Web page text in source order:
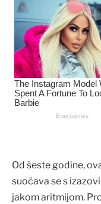
Od šeste godine,
suočava se s
jakom aritmijom.